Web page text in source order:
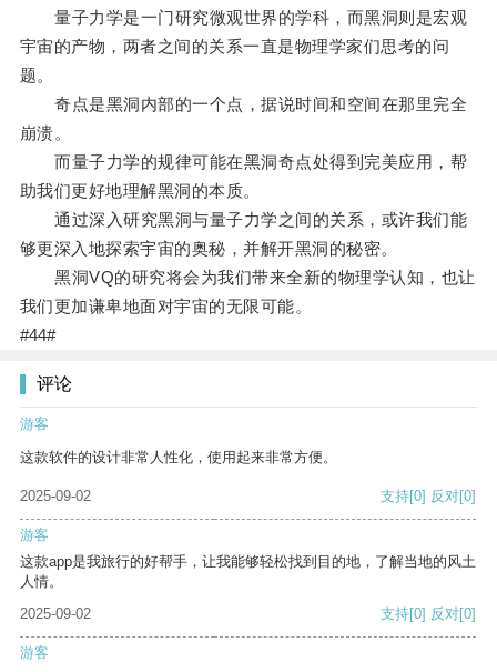
量子力学是一门研究微观世界的学科，而黑洞则是宏观
宇宙的产物，两者之间的关系一直是物理学家们思考的问
题。
奇点是黑洞内部的一个点，据说时间和空间在那里完全
崩溃。
而量子力学的规律可能在黑洞奇点处得到完美应用，帮
助我们更好地理解黑洞的本质。
通过深入研究黑洞与量子力学之间的关系，或许我们能
够更深入地探索宇宙的奥秘，并解开黑洞的秘密。
黑洞VQ的研究将会为我们带来全新的物理学认知，也让
我们更加谦卑地面对宇宙的无限可能。
#44#
评论
游客
这款软件的设计非常人性化，使用起来非常方便。
2025-09-02 支持[0] 反对[0]
游客
这款app是我旅行的好帮手，让我能够轻松找到目的地，了解当地的风土
人情。
2025-09-02
支持[0] 反对[0]
游客